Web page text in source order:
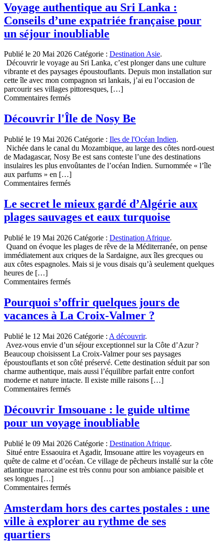
capitale
où
quotidien
devenu
un
art
de
vivre
Voyage authentique au Sri Lanka :
Conseils d’une expatriée française pour
un séjour inoubliable
Publié le 20 Mai 2026 Catégorie : Destination Asie.
Découvrir le voyage au Sri Lanka, c’est plonger dans une culture
vibrante et des paysages époustouflants. Depuis mon installation sur
cette île avec mon compagnon sri lankais, j’ai eu l’occasion de
parcourir ses villages pittoresques, […]
Commentaires ferméssur
authentique
au
Lanka
:
Conseils
d’une
expatriée
française
un
séjour
inoubliable
Découvrir l'Île de Nosy Be
Publié le 19 Mai 2026 Catégorie : Iles de l'Océan Indien.
Nichée dans le canal du Mozambique, au large des côtes nord-ouest
de Madagascar, Nosy Be est sans conteste l’une des destinations
insulaires les plus envoûtantes de l’océan Indien. Surnommée « l’île
aux parfums » en […]
Commentaires ferméssur
l’Île
de
Nosy
Le secret le mieux gardé d’Algérie aux
plages sauvages et eaux turquoise
Publié le 19 Mai 2026 Catégorie : Destination Afrique.
Quand on évoque les plages de rêve de la Méditerranée, on pense
immédiatement aux criques de la Sardaigne, aux îles grecques ou
aux côtes espagnoles. Mais si je vous disais qu’à seulement quelques
heures de […]
Commentaires ferméssur
secret
le
mieux
d’Algérie
aux
plages
sauvages
et
eaux
turquoise
Pourquoi s’offrir quelques jours de
vacances à La Croix-Valmer ?
Publié le 12 Mai 2026 Catégorie : A découvrir.
Avez-vous envie d’un séjour exceptionnel sur la Côte d’Azur ?
Beaucoup choisissent La Croix-Valmer pour ses paysages
époustouflants et son côté préservé. Cette destination séduit par son
charme authentique, mais aussi l’équilibre parfait entre confort
moderne et nature intacte. Il existe mille raisons […]
Commentaires ferméssur
quelques
jours
vacances
à
La
Croix-
?
Découvrir Imsouane : le guide ultime
pour un voyage inoubliable
Publié le 09 Mai 2026 Catégorie : Destination Afrique.
Situé entre Essaouira et Agadir, Imsouane attire les voyageurs en
quête de calme et d’océan. Ce village de pêcheurs installé sur la côte
atlantique marocaine est très connu pour son ambiance paisible et
ses longues […]
Commentaires ferméssur
Imsouane
:
le
Amsterdam hors des cartes postales : une
ville à explorer au rythme de ses
quartiers